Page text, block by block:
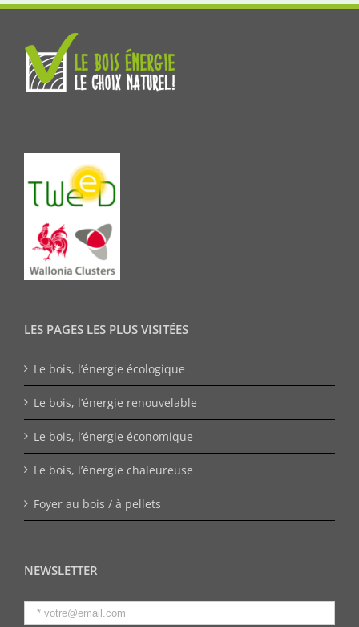
LES PAGES LES PLUS VISITÉES
Le bois, l’énergie écologique
Le bois, l’énergie renouvelable
Le bois, l’énergie économique
Le bois, l’énergie chaleureuse
Foyer au bois / à pellets
NEWSLETTER